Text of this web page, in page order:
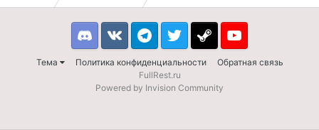
Тема Политика конфиденциальности Обратная связь
DiscordVK TelegramTwitter Steam Youtube
FullRest.ru
Powered by Invision Community